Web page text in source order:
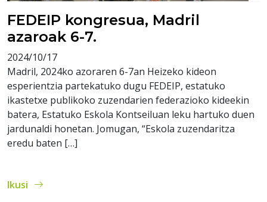
FEDEIP kongresua, Madril
azaroak 6-7.
2024/10/17
Madril, 2024ko azoraren 6-7an Heizeko kideon
esperientzia partekatuko dugu FEDEIP, estatuko
ikastetxe publikoko zuzendarien federazioko kideekin
batera, Estatuko Eskola Kontseiluan leku hartuko duen
jardunaldi honetan. Jomugan, “Eskola zuzendaritza
eredu baten […]
Ikusi